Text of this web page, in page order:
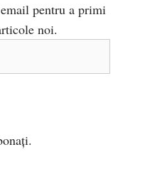
pentru a primi
noi.